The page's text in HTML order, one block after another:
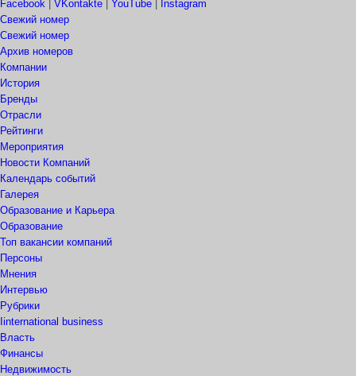
Facebook VKontakte YouTube
Instagram
Свежий номер
Свежий номер
Архив номеров
Компании
История
Бренды
Отрасли
Рейтинги
Мероприятия
Новости Компаний
Календарь событий
Галерея
Образование и Карьера
Образование
Топ вакансии компаний
Персоны
Мнения
Интервью
Рубрики
Iinternational business
Власть
Финансы
Недвижимость